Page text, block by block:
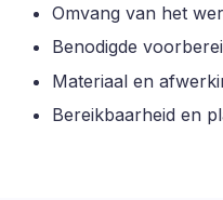
Omvang van het
Benodigde
Materiaal en
Bereikbaarheid en